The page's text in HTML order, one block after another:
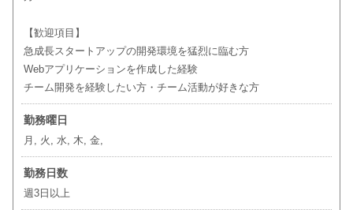
【歓迎項目】
急成長スタートアップの開発環境を猛烈に臨む方
Webアプリケーションを作成した経験
チーム開発を経験したい方・チーム活動が好きな方
勤務曜日
月, 火, 水, 木, 金,
勤務日数
週3日以上